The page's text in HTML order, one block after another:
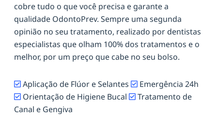
cobre tudo o que você precisa e garante a
qualidade OdontoPrev. Sempre uma segunda
opinião no seu tratamento, realizado por dentistas
especialistas que olham 100% dos tratamentos e o
melhor, por um preço que cabe no seu bolso.
Aplicação de Flúor e Selantes
Emergência 24h
Orientação de Higiene Bucal
Tratamento de
Canal e Gengiva